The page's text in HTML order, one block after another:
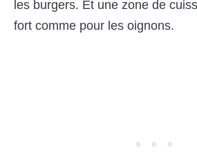
les burgers. Et une zone de
fort comme pour les oignons.